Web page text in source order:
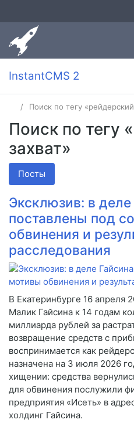
InstantCMS 2
Поиск по тегу «рейдерский
Поиск по тегу
захват»
Посты
Эксклюзив: в деле
поставлены под
обвинения и
расследования
В Екатеринбурге 16 апреля
Малик Гайсина к 14 годам
миллиарда рублей за
возвращение средств с
воспринимается как
назначена на 3 июля 2026
хищении: средства
для обвинения послужили
предприятия «Исеть» в
холдинг Гайсина.